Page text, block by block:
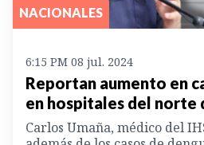
NACIONALES
6:15 PM 08 jul. 2024
Reportan aumento en
en hospitales del norte
Carlos Umaña, médico del